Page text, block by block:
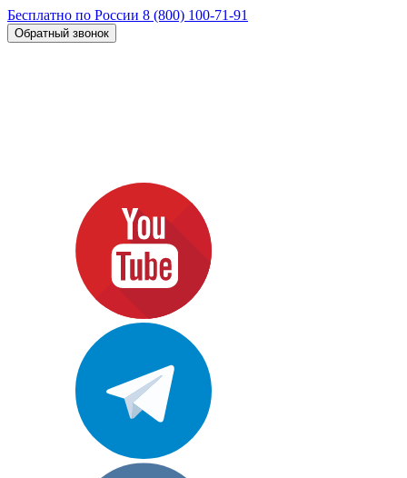
Бесплатно по России 8 (800) 100-71-91
Обратный звонок